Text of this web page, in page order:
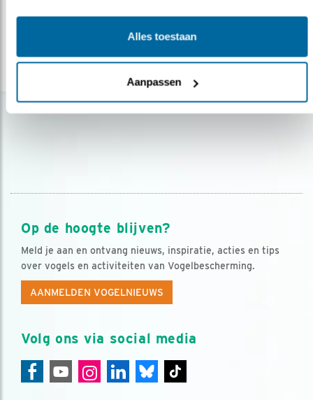
Alles toestaan
Aanpassen
Op de hoogte blijven?
Meld je aan en ontvang nieuws, inspiratie, acties en tips
over vogels en activiteiten van Vogelbescherming.
AANMELDEN VOGELNIEUWS
Volg ons via social media